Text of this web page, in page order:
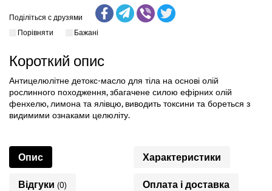
Поділіться с друзями
Порівняти
Бажані
Короткий опис
Антицелюлітне детокс-масло для тіла на основі олій
рослинного походження, збагачене силою ефірних олій
фенхелю, лимона та ялівцю, виводить токсини та бореться з
видимими ознаками целюліту.
Опис Характеристики
Відгуки (0) Оплата і доставка